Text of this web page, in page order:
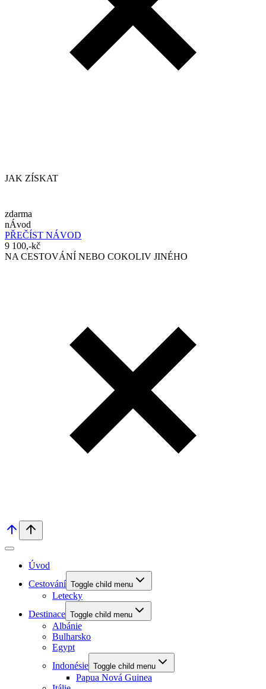
JAK ZÍSKAT
zdarma
nÁvod
PŘEČÍST NÁVOD
9 100,-kč
NA CESTOVÁNÍ NEBO COKOLIV JINÉHO
Úvod
Cestování Toggle child menu
Letecky
Destinace Toggle child menu
Albánie
Bulharsko
Egypt
Indonésie Toggle child menu
Papua Nová Guinea